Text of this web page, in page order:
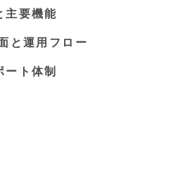
主要機能
と運用フロー
ート体制